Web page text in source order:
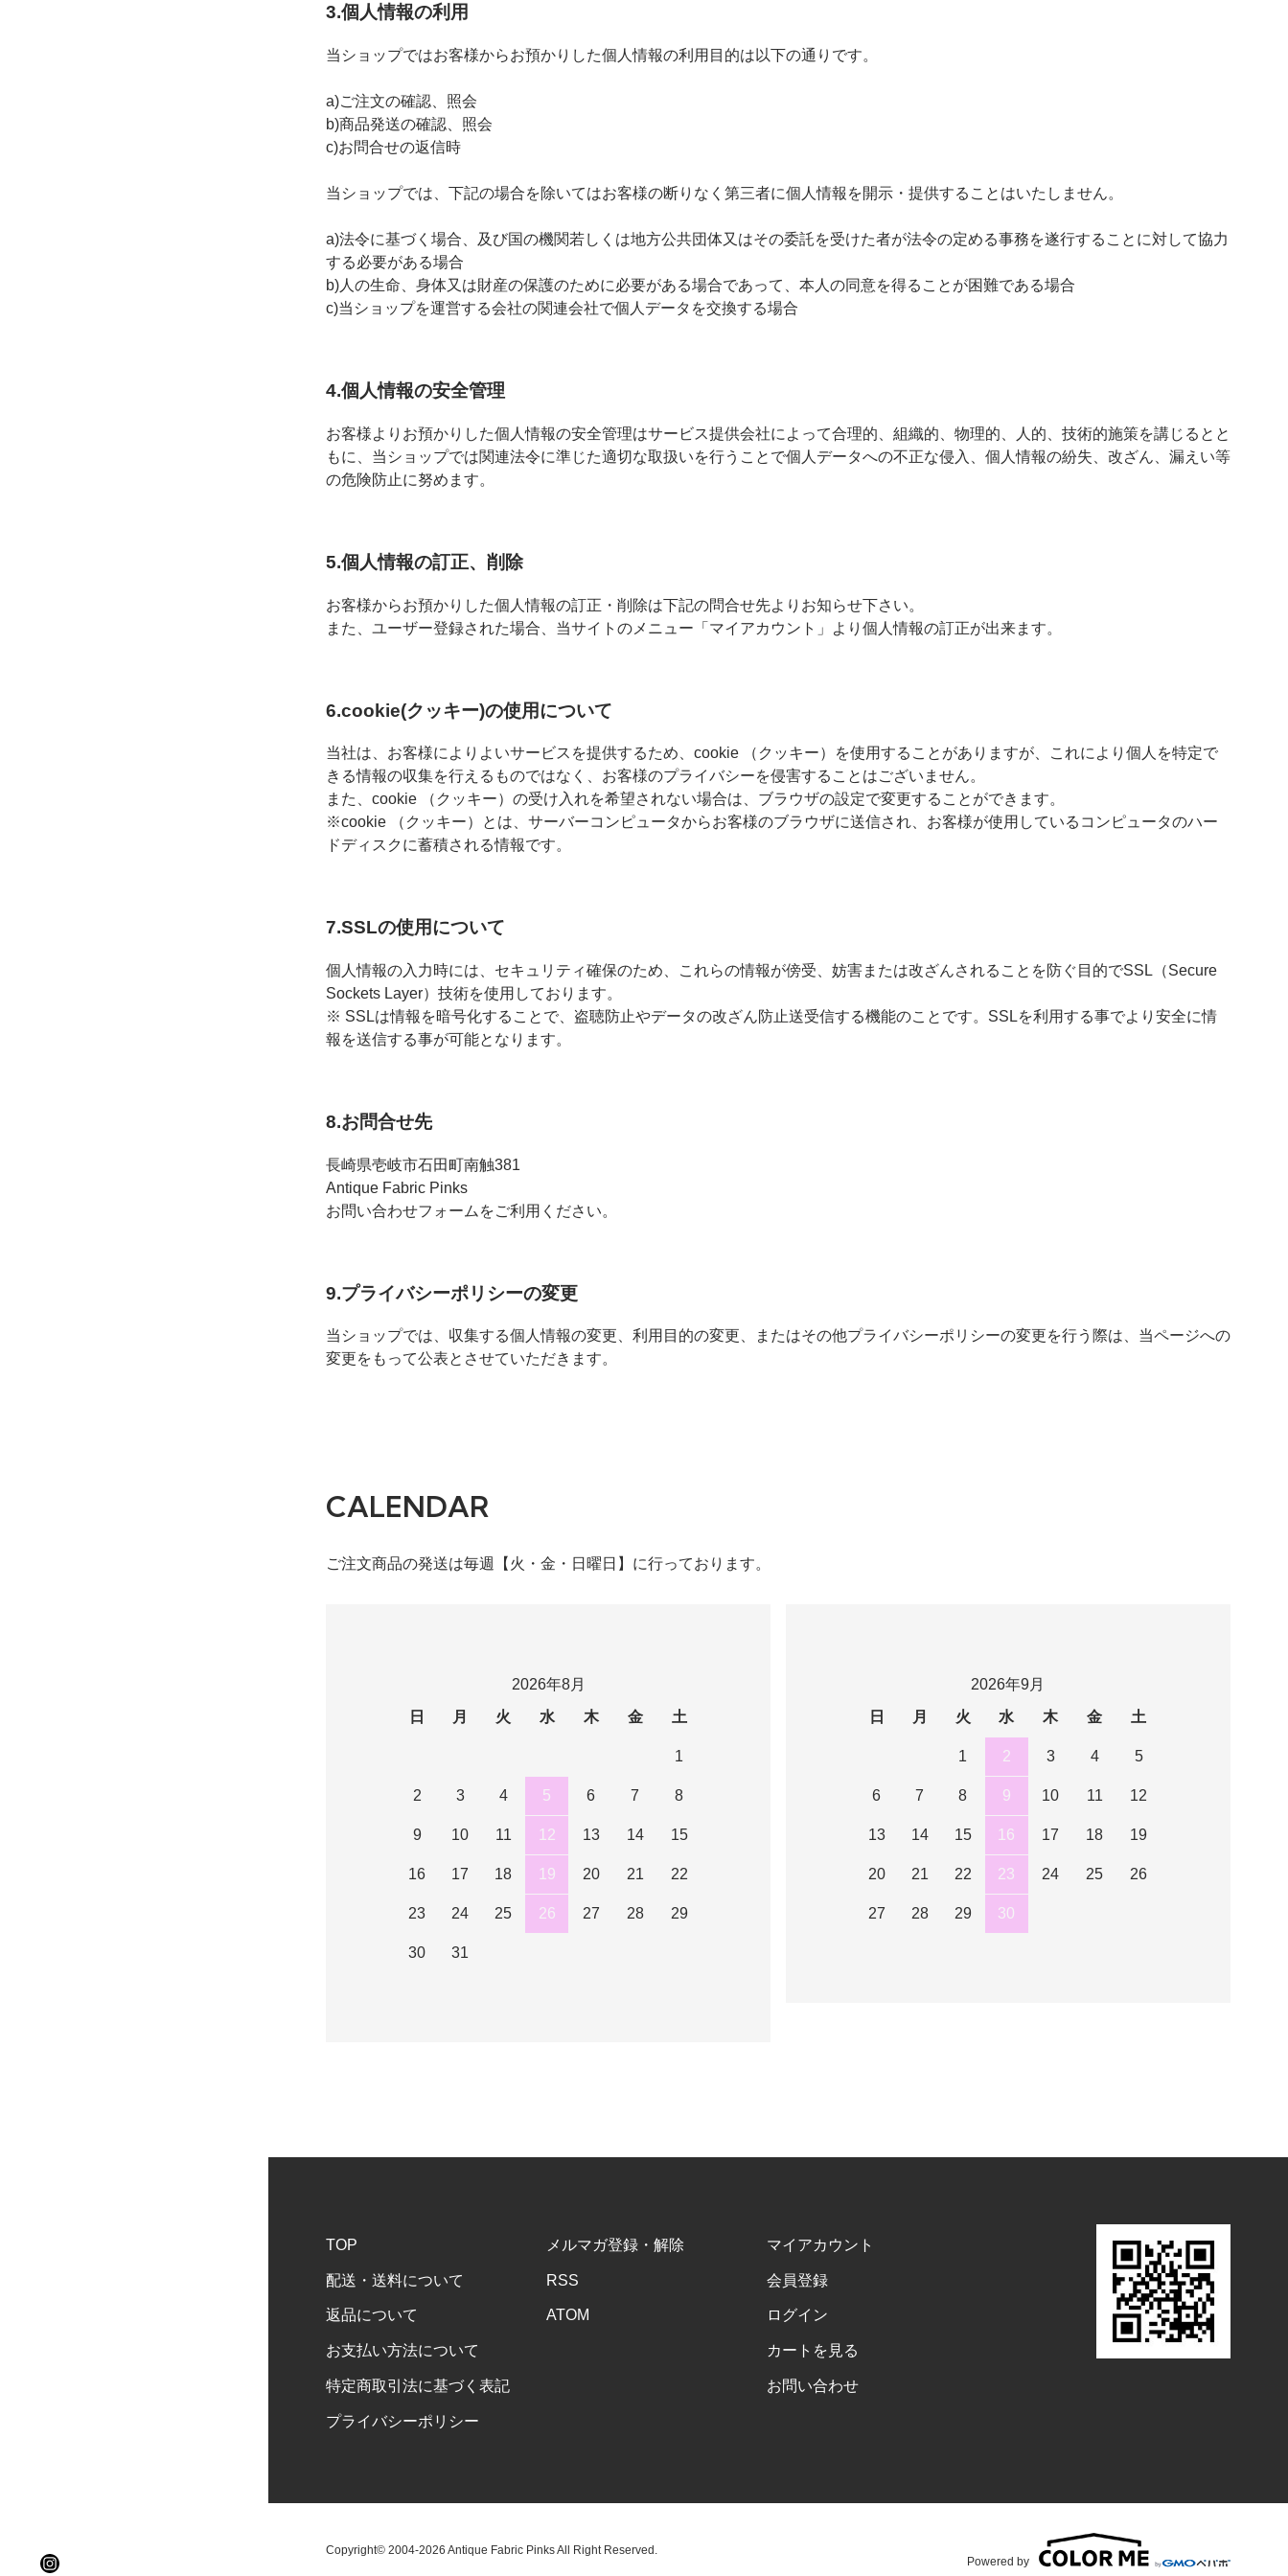
3.個人情報の利用
当ショップではお客様からお預かりした個人情報の利用目的は以下の通りです。
a)ご注文の確認、照会
b)商品発送の確認、照会
c)お問合せの返信時
当ショップでは、下記の場合を除いてはお客様の断りなく第三者に個人情報を開示・提供することはいたしません。
a)法令に基づく場合、及び国の機関若しくは地方公共団体又はその委託を受けた者が法令の定める事務を遂行することに対して協力
する必要がある場合
b)人の生命、身体又は財産の保護のために必要がある場合であって、本人の同意を得ることが困難である場合
c)当ショップを運営する会社の関連会社で個人データを交換する場合
4.個人情報の安全管理
お客様よりお預かりした個人情報の安全管理はサービス提供会社によって合理的、組織的、物理的、人的、技術的施策を講じるとと
もに、当ショップでは関連法令に準じた適切な取扱いを行うことで個人データへの不正な侵入、個人情報の紛失、改ざん、漏えい等
の危険防止に努めます。
5.個人情報の訂正、削除
お客様からお預かりした個人情報の訂正・削除は下記の問合せ先よりお知らせ下さい。
また、ユーザー登録された場合、当サイトのメニュー「マイアカウント」より個人情報の訂正が出来ます。
6.cookie(クッキー)の使用について
当社は、お客様によりよいサービスを提供するため、cookie （クッキー）を使用することがありますが、これにより個人を特定で
きる情報の収集を行えるものではなく、お客様のプライバシーを侵害することはございません。
また、cookie （クッキー）の受け入れを希望されない場合は、ブラウザの設定で変更することができます。
※cookie （クッキー）とは、サーバーコンピュータからお客様のブラウザに送信され、お客様が使用しているコンピュータのハー
ドディスクに蓄積される情報です。
7.SSLの使用について
個人情報の入力時には、セキュリティ確保のため、これらの情報が傍受、妨害または改ざんされることを防ぐ目的でSSL（Secure
Sockets Layer）技術を使用しております。
※ SSLは情報を暗号化することで、盗聴防止やデータの改ざん防止送受信する機能のことです。SSLを利用する事でより安全に情
報を送信する事が可能となります。
8.お問合せ先
長崎県壱岐市石田町南触381
Antique Fabric Pinks
お問い合わせフォームをご利用ください。
9.プライバシーポリシーの変更
当ショップでは、収集する個人情報の変更、利用目的の変更、またはその他プライバシーポリシーの変更を行う際は、当ページへの
変更をもって公表とさせていただきます。
CALENDAR
ご注文商品の発送は毎週【火・金・日曜日】に行っております。
2026年8月
日
月 火 水 木 金 土
1
2 3 4 5 6 7 8
9 10 11 12 13 14 15
16 17 18 19 20 21 22
23 24 25 26 27 28 29
30 31
2026年9月
日
月 火 水 木 金 土
1 2 3 4 5
6 7 8 9 10 11 12
13 14 15 16 17 18 19
20 21 22 23 24 25 26
27 28 29 30
TOP
配送・送料について
返品について
お支払い方法について
特定商取引法に基づく表記
プライバシーポリシー
メルマガ登録・解除
RSS
ATOM
マイアカウント
会員登録
ログイン
カートを見る
お問い合わせ
Copyright© 2004-2026 Antique Fabric Pinks All Right Reserved.
Powered by